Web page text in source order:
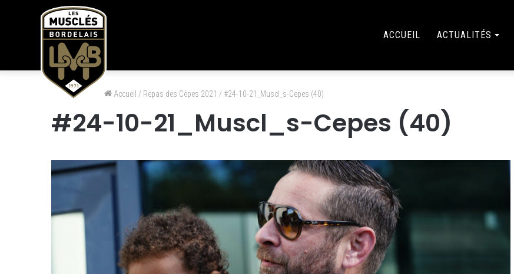
ACCUEIL ACTUALITÉS
Accueil / Repas des Cèpes 2021 /#24-10-21_Muscl_s-Cepes (40)
#24-10-21_Muscl_s-Cepes (40)